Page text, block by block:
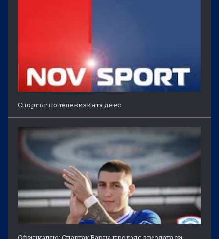
Спортът по телевизията днес
Официално: Спартак Варна продаде звездата си